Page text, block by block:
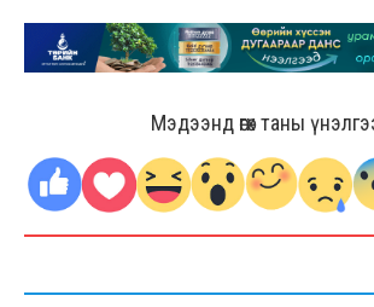
Мэдээнд өгөх таны